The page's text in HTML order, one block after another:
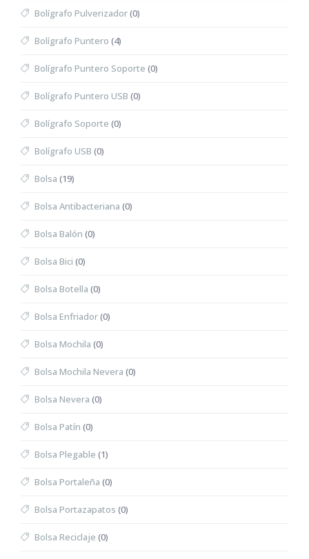
Bolígrafo Pulverizador(0)
Bolígrafo Puntero (4)
Bolígrafo Puntero Soporte (0)
Bolígrafo Puntero USB (0)
Bolígrafo Soporte (0)
Bolígrafo USB (0)
Bolsa (19)
Bolsa Antibacteriana (0)
Bolsa Balón (0)
Bolsa Bici (0)
Bolsa Botella (0)
Bolsa Enfriador(0)
Bolsa Mochila (0)
Bolsa Mochila Nevera (0)
Bolsa Nevera (0)
Bolsa Patín (0)
Bolsa Plegable (1)
Bolsa Portaleña (0)
Bolsa Portazapatos (0)
Bolsa Reciclaje (0)